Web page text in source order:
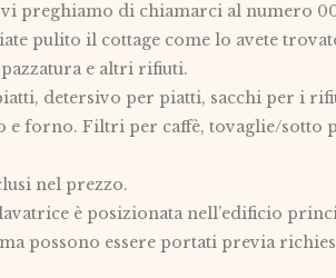
preghiamo di chiamarci al numero
pulito il cottage come lo avete
e altri rifiuti.
detersivo per piatti, sacchi per i
forno. Filtri per caffè, tovaglie/sotto
nel prezzo.
è posizionata nell’edificio
possono essere portati previa